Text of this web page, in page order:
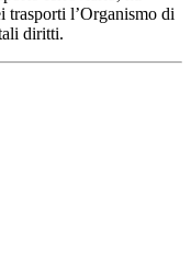
trasporti l’Organismo di
diritti.